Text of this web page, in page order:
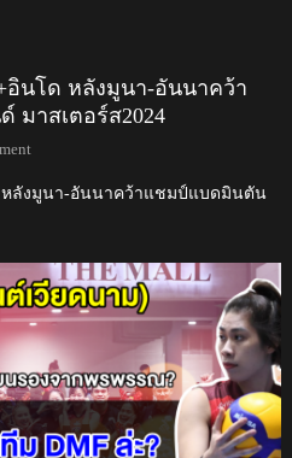
อินโด หลังมูนา-อันนาคว้า
มาสเตอร์ส2024
หลังมูนา-อันนาคว้าแชมป์แบดมินตัน